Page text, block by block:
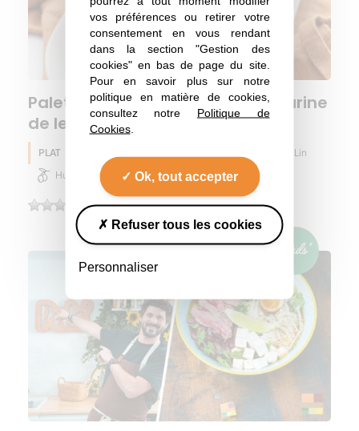
vos préférences ou retirer votre
consentement en vous rendant
dans la section "Gestion des
cookies" en bas de page du site.
Pour en savoir plus sur notre
politique en matière de cookies,
consultez notre Politique de
Cookies.
Ok, tout accepter
Refuser tous les cookies
Personnaliser
Palets butternut croustillants, farine
de lentilles et graines de lin
PLAT
Lin
Huile d'olive
(0)